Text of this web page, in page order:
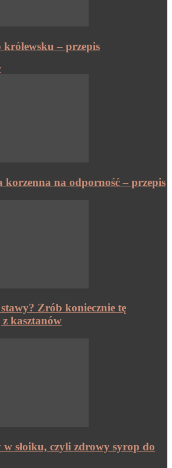
królewsku – przepis
korzenna na odporność – przepis
Zrób koniecznie tę
kasztanów
słoiku, czyli zdrowy syrop do